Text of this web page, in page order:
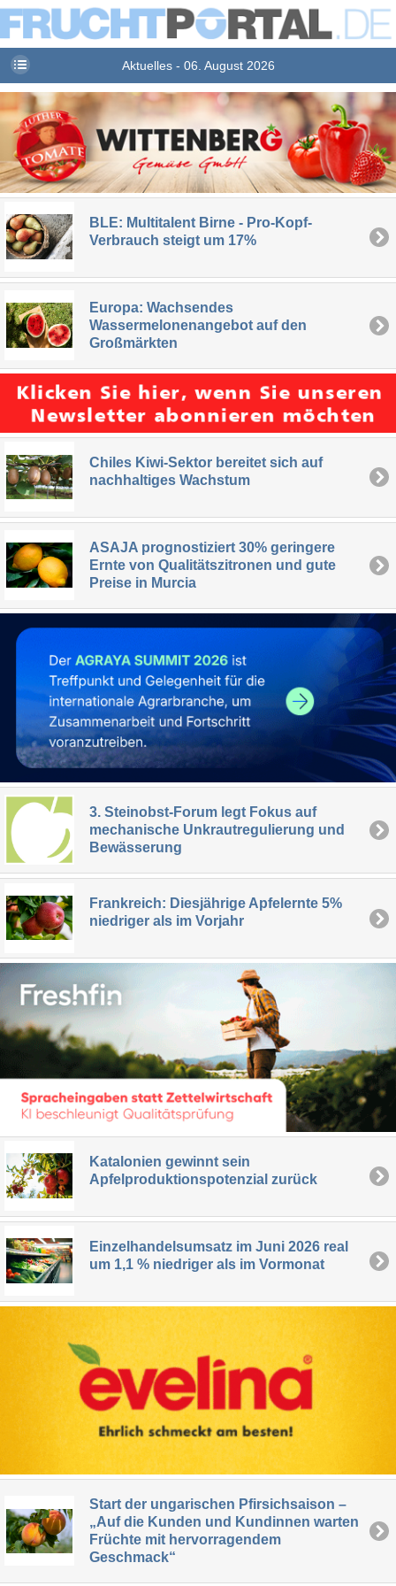
Aktuelles - 06. August 2026
BLE: Multitalent Birne - Pro-Kopf-
Verbrauch steigt um 17%
Europa: Wachsendes
Wassermelonenangebot auf den
Großmärkten
Chiles Kiwi-Sektor bereitet sich auf
nachhaltiges Wachstum
ASAJA prognostiziert 30% geringere
Ernte von Qualitätszitronen und gute
Preise in Murcia
3. Steinobst-Forum legt Fokus auf
mechanische Unkrautregulierung und
Bewässerung
Frankreich: Diesjährige Apfelernte 5%
niedriger als im Vorjahr
Katalonien gewinnt sein
Apfelproduktionspotenzial zurück
Einzelhandelsumsatz im Juni 2026 real
um 1,1 % niedriger als im Vormonat
Start der ungarischen Pfirsichsaison –
„Auf die Kunden und Kundinnen warten
Früchte mit hervorragendem
Geschmack“